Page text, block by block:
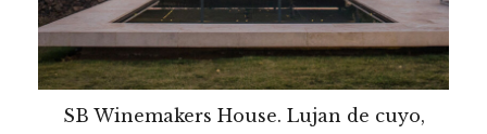
SB Winemakers House. Lujan de cuyo,